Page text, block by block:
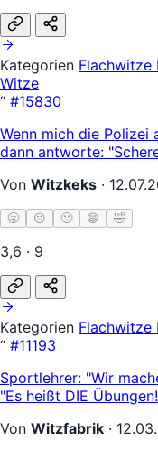
Kategorien Flachwitze
Witze
“ #15830
Wenn mich die Polizei
dann antworte:
Von Witzkeks ·
🥱 😐 🙂 😄 🤣
3,6 · 9
Kategorien Flachwitze
“ #11193
Sportlehrer: "Wir
"Es heißt DIE
Von Witzfabrik ·